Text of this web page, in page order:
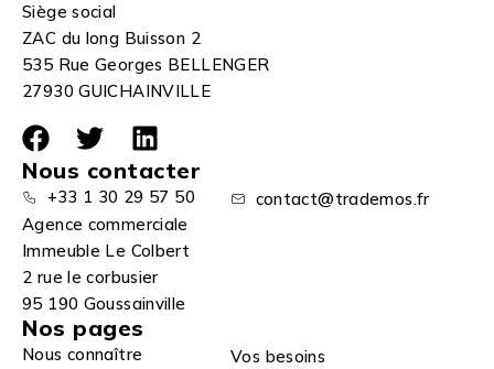
Siège social
ZAC du long Buisson 2
535 Rue Georges BELLENGER
27930 GUICHAINVILLE
Nous contacter
+33 1 30 29 57 50
contact@trademos.fr
Agence commerciale
Immeuble Le Colbert
2 rue le corbusier
95 190 Goussainville
Nos pages
Nous connaître
Vos besoins